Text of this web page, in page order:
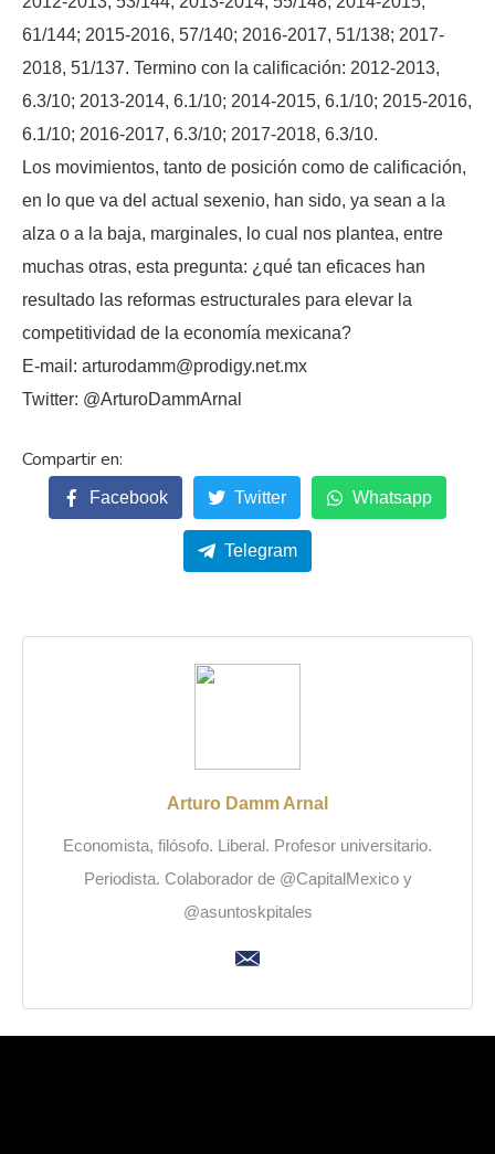
61/144; 2015-2016, 57/140; 2016-2017, 51/138; 2017-
2018, 51/137. Termino con la calificación: 2012-2013,
6.3/10; 2013-2014, 6.1/10; 2014-2015, 6.1/10; 2015-2016,
6.1/10; 2016-2017, 6.3/10; 2017-2018, 6.3/10.
Los movimientos, tanto de posición como de calificación,
en lo que va del actual sexenio, han sido, ya sean a la
alza o a la baja, marginales, lo cual nos plantea, entre
muchas otras, esta pregunta: ¿qué tan eficaces han
resultado las reformas estructurales para elevar la
competitividad de la economía mexicana?
E-mail: arturodamm@prodigy.net.mx
Twitter: @ArturoDammArnal
Facebook Twitter Whatsapp
Telegram
Arturo Damm Arnal
Economista, filósofo. Liberal. Profesor universitario.
Periodista. Colaborador de @CapitalMexico y
@asuntoskpitales